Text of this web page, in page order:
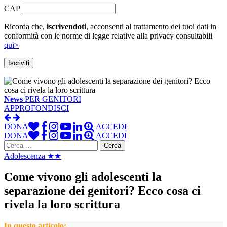
CAP
Ricorda che, iscrivendoti, acconsenti al trattamento dei tuoi dati in
conformità con le norme di legge relative alla privacy consultabili
qui>
News PER GENITORI
APPROFONDISCI
DONA
ACCEDI
DONA
ACCEDI
Ricerca
per:
Adolescenza ★★
Come vivono gli adolescenti la
separazione dei genitori? Ecco cosa ci
rivela la loro scrittura